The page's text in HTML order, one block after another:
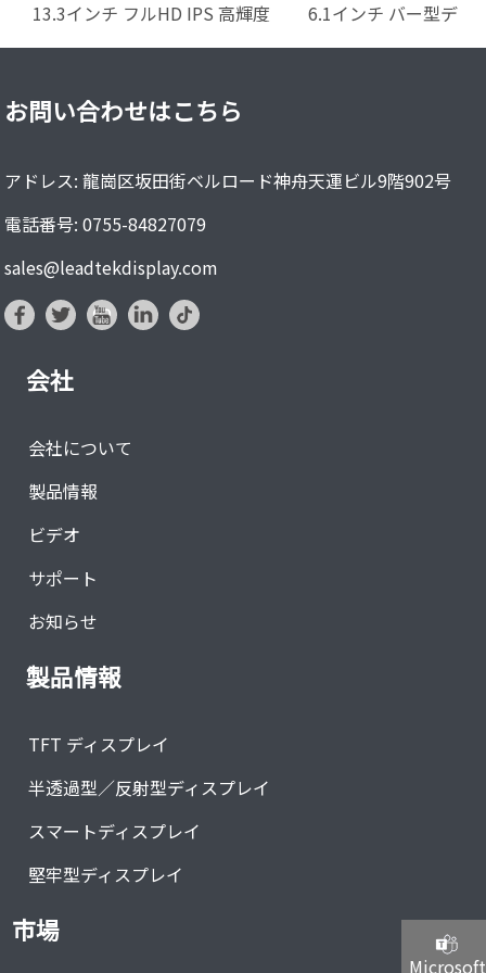
13.3インチ フルHD IPS 高輝度
6.1インチ バー型デュ
お問い合わせはこちら
アドレス: 龍崗区坂田街ベルロード神舟天運ビル9階902号
電話番号: 0755-84827079
sales@leadtekdisplay.com
会社
会社について
製品情報
ビデオ
サポート
お知らせ
製品情報
TFT ディスプレイ
半透過型／反射型ディスプレイ
スマートディスプレイ
堅牢型ディスプレイ
市場
Microsoft